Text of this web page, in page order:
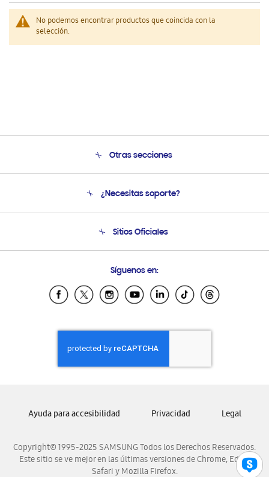
No podemos encontrar productos que coincida con la
selección.
Otras secciones
Soporte
¿Necesitas soporte?
Soporte vía eMail
Sitios Oficiales
Samsung Ecuador
Samsung El Salvador
Samsung Honduras
Samsung Nicaragua
Samsung Panamá
Samsung Venezuela
Síguenos en:
Copyright© 1995-2025 SAMSUNG Todos los Derechos Reservados.
Este sitio se ve mejor en las últimas versiones de Chrome, Edge,
Safari y Mozilla Firefox.
Ayuda para accesibilidad Privacidad Legal